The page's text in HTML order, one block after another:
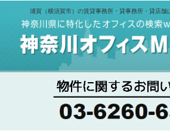
浦賀（横須賀市）の賃貸事務所・貸事務所・貸店舗